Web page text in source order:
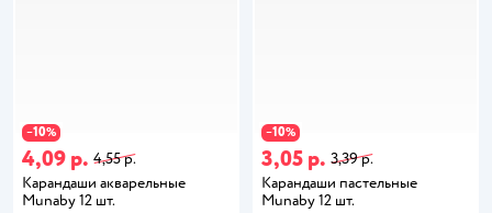
−10%
4,09 р. 4,55 р.
Карандаши акварельные
Munaby 12 шт.
−10%
3,05 р. 3,39 р.
Карандаши пастельные
Munaby 12 шт.